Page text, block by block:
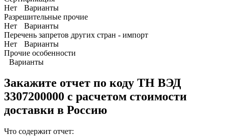
Нет
Варианты
Разрешительные прочие
Нет
Варианты
Перечень запретов других стран - импорт
Нет
Варианты
Прочие особенности
Варианты
Закажите отчет по коду ТН ВЭД
3307200000 с расчетом стоимости
доставки в Россию
Что содержит отчет: